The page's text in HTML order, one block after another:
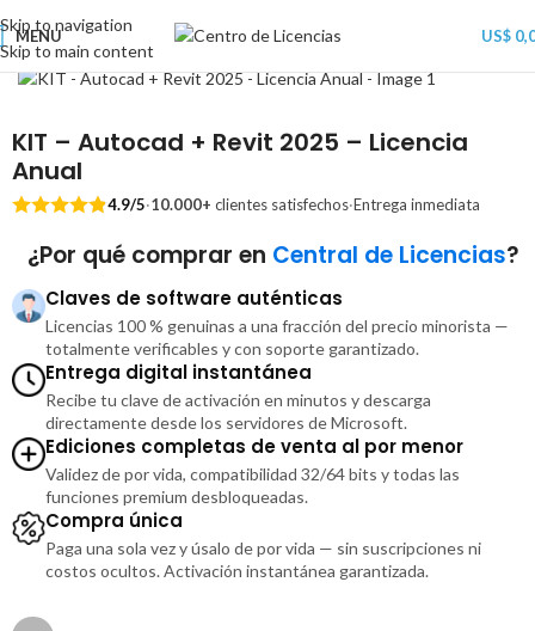
Skip to navigation
Skip to main content
MENU US$
KIT – Autocad + Revit 2025 – Licencia
Anual
4.9/5·10.000+ clientes satisfechos·Entrega inmediata
¿Por qué comprar en Central de Licencias?
Claves de software auténticas
Licencias 100 % genuinas a una fracción del precio minorista —
totalmente verificables y con soporte garantizado.
Entrega digital instantánea
Recibe tu clave de activación en minutos y descarga
directamente desde los servidores de Microsoft.
Ediciones completas de venta al por menor
Validez de por vida, compatibilidad 32/64 bits y todas las
funciones premium desbloqueadas.
Compra única
Paga una sola vez y úsalo de por vida — sin suscripciones ni
costos ocultos. Activación instantánea garantizada.